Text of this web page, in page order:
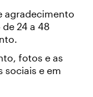
agradecimento
24 a 48
fotos e as
sociais e em